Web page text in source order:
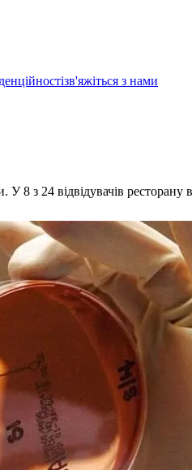
зв'яжіться з нами
У 8 з 24 відвідувачів ресторану